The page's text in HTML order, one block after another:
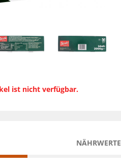
ist nicht verfügbar.
NÄHRWERTE